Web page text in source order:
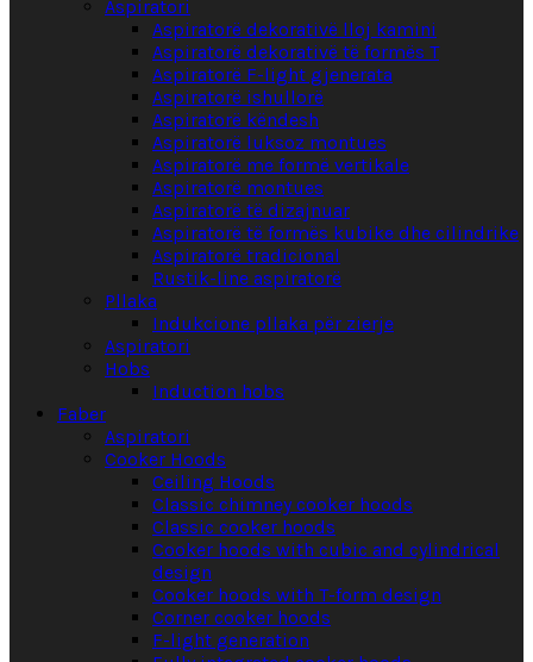
Aspiratori
Aspiratorë dekorativë lloj kamini
Aspiratorë dekorativë të formës T
Aspiratorë F-light gjenerata
Aspiratorë ishullorë
Aspiratorë këndesh
Aspiratorë luksoz montues
Aspiratorë me formë vertikale
Aspiratorë montues
Aspiratorë të dizajnuar
Aspiratorë të formës kubike dhe cilindrike
Aspiratorë tradicional
Rustik-line aspiratorë
Pllaka
Indukcione pllaka për zierje
Aspiratori
Hobs
Induction hobs
Faber
Aspiratori
Cooker Hoods
Ceiling Hoods
Classic chimney cooker hoods
Classic cooker hoods
Cooker hoods with cubic and cylindrical
design
Cooker hoods with T-form design
Corner cooker hoods
F-light generation